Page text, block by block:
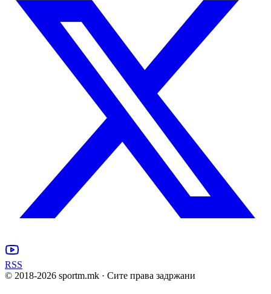
RSS
© 2018-2026 sportm.mk · Сите права задржани